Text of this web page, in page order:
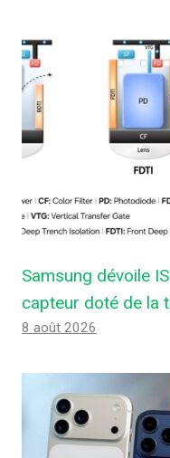
Samsung dévoile
capteur doté de la
8 août 2026